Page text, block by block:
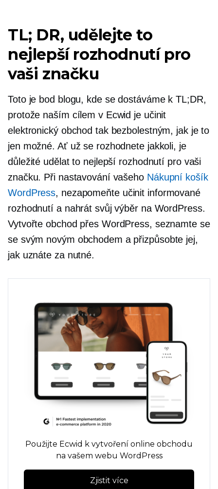
TL; DR, udělejte to
nejlepší rozhodnutí pro
vaši značku
Toto je bod blogu, kde se dostáváme k TL;DR,
protože naším cílem v Ecwid je učinit
elektronický obchod tak bezbolestným, jak je to
jen možné. Ať už se rozhodnete jakkoli, je
důležité udělat to nejlepší rozhodnutí pro vaši
značku. Při nastavování vašeho Nákupní košík
WordPress, nezapomeňte učinit informované
rozhodnutí a nahrát svůj výběr na WordPress.
Vytvořte obchod přes WordPress, seznamte se
se svým novým obchodem a přizpůsobte jej,
jak uznáte za nutné.
Použijte Ecwid k vytvoření online obchodu
na vašem webu WordPress
Zjistit více